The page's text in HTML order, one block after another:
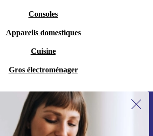
Consoles
Appareils domestiques
Cuisine
Gros électroménager
Recevoir offres et infos de refurbed
par mail